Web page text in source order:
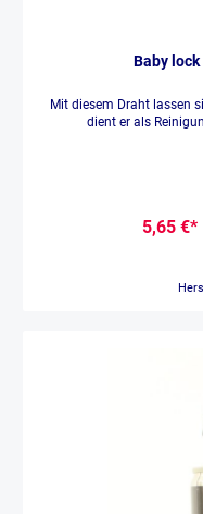
Baby
Mit diesem Draht lassen
dient er als
5,65 €*